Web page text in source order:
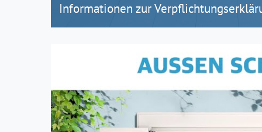
Informationen zur